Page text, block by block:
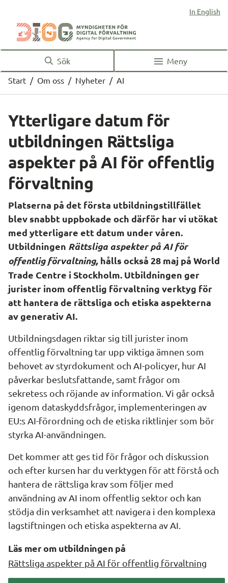
In English
Sök
Meny
Start / Om oss / Nyheter / AI
Ytterligare datum för
utbildningen Rättsliga
aspekter på AI för offentlig
förvaltning
Platserna på det första utbildningstillfället
blev snabbt uppbokade och därför har vi utökat
med ytterligare ett datum under våren.
Utbildningen Rättsliga aspekter på AI för
offentlig förvaltning, hålls också 28 maj på World
Trade Centre i Stockholm. Utbildningen ger
jurister inom offentlig förvaltning verktyg för
att hantera de rättsliga och etiska aspekterna
av generativ AI.
Utbildningsdagen riktar sig till jurister inom
offentlig förvaltning tar upp viktiga ämnen som
behovet av styrdokument och AI-policyer, hur AI
påverkar beslutsfattande, samt frågor om
sekretess och röjande av information. Vi går också
igenom dataskyddsfrågor, implementeringen av
EU:s AI-förordning och de etiska riktlinjer som bör
styrka AI-användningen.
Det kommer att ges tid för frågor och diskussion
och efter kursen har du verktygen för att förstå och
hantera de rättsliga krav som följer med
användning av AI inom offentlig sektor och kan
stödja din verksamhet att navigera i den komplexa
lagstiftningen och etiska aspekterna av AI.
Läs mer om utbildningen på
Rättsliga aspekter på AI för offentlig förvaltning